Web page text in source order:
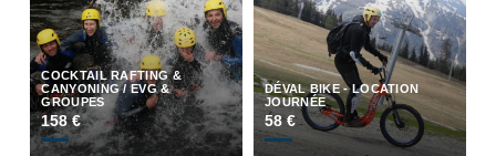
COCKTAIL RAFTING &
CANYONING / EVG &
GROUPES
158 €
DÉVAL BIKE - LOCATION
JOURNÉE
58 €